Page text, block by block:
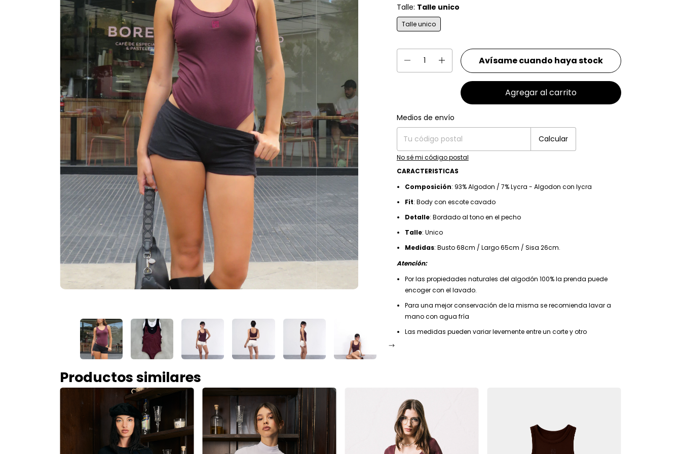
Talle: Talle unico
Talle unico
Avísame cuando haya stock
Entregas para el CP:
Medios de envío
Calcular
No sé mi código postal
CARACTERISTICAS
Composición: 93% Algodon / 7% Lycra - Algodon con lycra
Fit: Body con escote cavado
Detalle: Bordado al tono en el pecho
Talle: Unico
Medidas: Busto 68cm / Largo 65cm / Sisa 26cm.
Atención:
Por las propiedades naturales del algodón 100% la prenda puede
encoger con el lavado.
Para una mejor conservación de la misma se recomienda lavar a
mano con agua fría
Las medidas pueden variar levemente entre un corte y otro
Productos similares